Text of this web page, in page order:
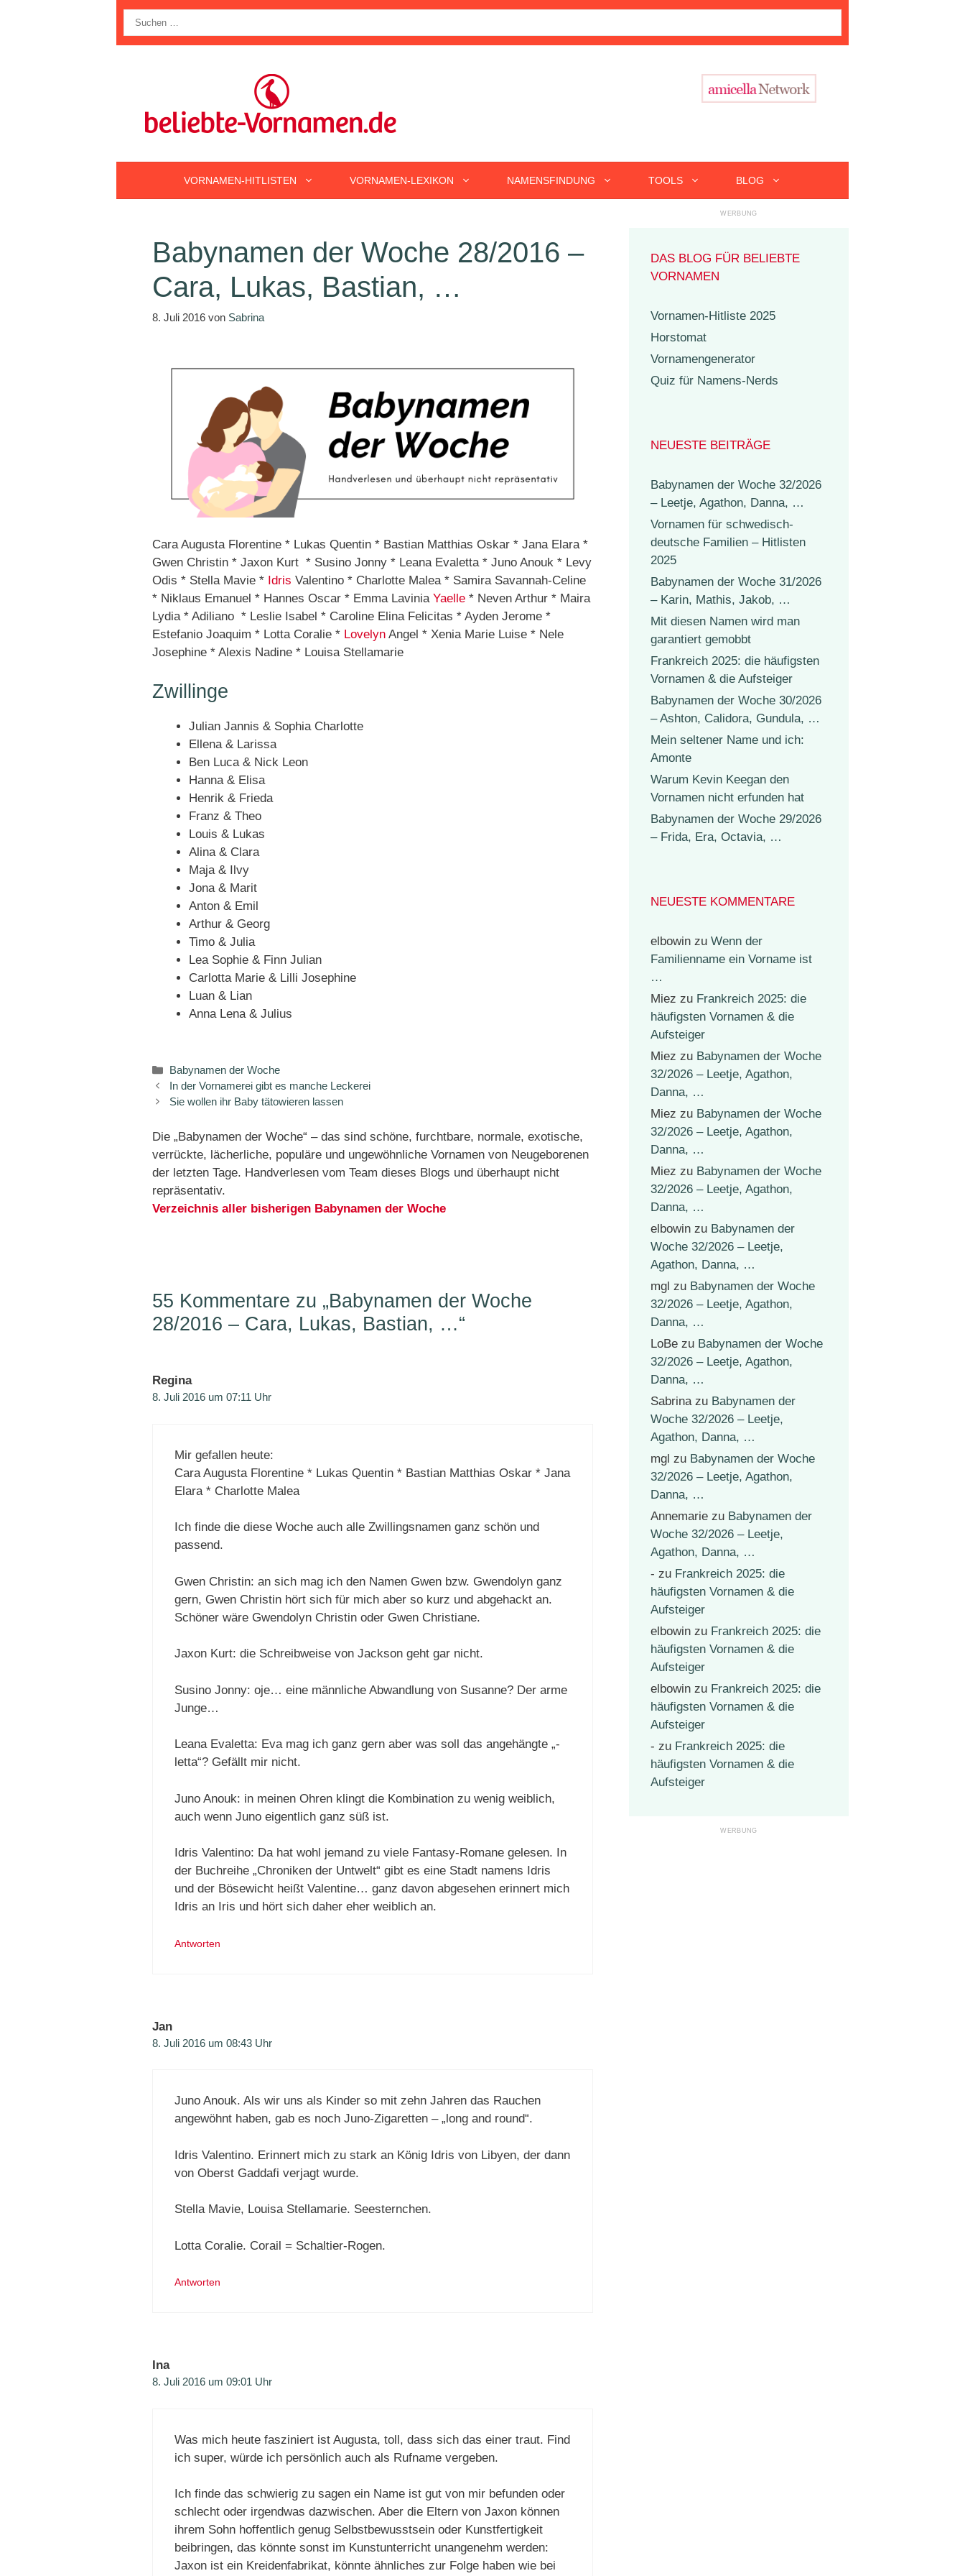
nach:
VORNAMEN-HITLISTEN VORNAMEN-LEXIKON NAMENSFINDUNG TOOLS BLOG
Babynamen der Woche 28/2016 –
Cara, Lukas, Bastian, …
8. Juli 2016 von Sabrina
Cara Augusta Florentine * Lukas Quentin * Bastian Matthias Oskar * Jana Elara *
Gwen Christin * Jaxon Kurt * Susino Jonny * Leana Evaletta * Juno Anouk * Levy
Odis * Stella Mavie * Idris Valentino * Charlotte Malea * Samira Savannah-Celine
* Niklaus Emanuel * Hannes Oscar * Emma Lavinia Yaelle * Neven Arthur * Maira
Lydia * Adiliano * Leslie Isabel * Caroline Elina Felicitas * Ayden Jerome *
Estefanio Joaquim * Lotta Coralie * Lovelyn Angel * Xenia Marie Luise * Nele
Josephine * Alexis Nadine * Louisa Stellamarie
Zwillinge
Julian Jannis & Sophia Charlotte
Ellena & Larissa
Ben Luca & Nick Leon
Hanna & Elisa
Henrik & Frieda
Franz & Theo
Louis & Lukas
Alina & Clara
Maja & Ilvy
Jona & Marit
Anton & Emil
Arthur & Georg
Timo & Julia
Lea Sophie & Finn Julian
Carlotta Marie & Lilli Josephine
Luan & Lian
Anna Lena & Julius
Kategorien
Babynamen der Woche
In der Vornamerei gibt es manche Leckerei
Sie wollen ihr Baby tätowieren lassen
Die „Babynamen der Woche“ – das sind schöne, furchtbare, normale, exotische,
verrückte, lächerliche, populäre und ungewöhnliche Vornamen von Neugeborenen
der letzten Tage. Handverlesen vom Team dieses Blogs und überhaupt nicht
repräsentativ.
Verzeichnis aller bisherigen Babynamen der Woche
55 Kommentare zu „Babynamen der Woche
28/2016 – Cara, Lukas, Bastian, …“
Regina
8. Juli 2016 um 07:11 Uhr
Mir gefallen heute:
Cara Augusta Florentine * Lukas Quentin * Bastian Matthias Oskar * Jana
Elara * Charlotte Malea
Ich finde die diese Woche auch alle Zwillingsnamen ganz schön und
passend.
Gwen Christin: an sich mag ich den Namen Gwen bzw. Gwendolyn ganz
gern, Gwen Christin hört sich für mich aber so kurz und abgehackt an.
Schöner wäre Gwendolyn Christin oder Gwen Christiane.
Jaxon Kurt: die Schreibweise von Jackson geht gar nicht.
Susino Jonny: oje… eine männliche Abwandlung von Susanne? Der arme
Junge…
Leana Evaletta: Eva mag ich ganz gern aber was soll das angehängte „-
letta“? Gefällt mir nicht.
Juno Anouk: in meinen Ohren klingt die Kombination zu wenig weiblich,
auch wenn Juno eigentlich ganz süß ist.
Idris Valentino: Da hat wohl jemand zu viele Fantasy-Romane gelesen. In
der Buchreihe „Chroniken der Untwelt“ gibt es eine Stadt namens Idris
und der Bösewicht heißt Valentine… ganz davon abgesehen erinnert mich
Idris an Iris und hört sich daher eher weiblich an.
Antworten
Jan
8. Juli 2016 um 08:43 Uhr
Juno Anouk. Als wir uns als Kinder so mit zehn Jahren das Rauchen
angewöhnt haben, gab es noch Juno-Zigaretten – „long and round“.
Idris Valentino. Erinnert mich zu stark an König Idris von Libyen, der dann
von Oberst Gaddafi verjagt wurde.
Stella Mavie, Louisa Stellamarie. Seesternchen.
Lotta Coralie. Corail = Schaltier-Rogen.
Antworten
Ina
8. Juli 2016 um 09:01 Uhr
Was mich heute fasziniert ist Augusta, toll, dass sich das einer traut. Find
ich super, würde ich persönlich auch als Rufname vergeben.
Ich finde das schwierig zu sagen ein Name ist gut von mir befunden oder
schlecht oder irgendwas dazwischen. Aber die Eltern von Jaxon können
ihrem Sohn hoffentlich genug Selbstbewusstsein oder Kunstfertigkeit
beibringen, das könnte sonst im Kunstunterricht unangenehm werden:
Jaxon ist ein Kreidenfabrikat, könnte ähnliches zur Folge haben wie bei
DAS BLOG FÜR BELIEBTE
VORNAMEN
Vornamen-Hitliste 2025
Horstomat
Vornamengenerator
Quiz für Namens-Nerds
NEUESTE BEITRÄGE
Babynamen der Woche 32/2026
– Leetje, Agathon, Danna, …
Vornamen für schwedisch-
deutsche Familien – Hitlisten
2025
Babynamen der Woche 31/2026
– Karin, Mathis, Jakob, …
Mit diesen Namen wird man
garantiert gemobbt
Frankreich 2025: die häufigsten
Vornamen & die Aufsteiger
Babynamen der Woche 30/2026
– Ashton, Calidora, Gundula, …
Mein seltener Name und ich:
Amonte
Warum Kevin Keegan den
Vornamen nicht erfunden hat
Babynamen der Woche 29/2026
– Frida, Era, Octavia, …
NEUESTE KOMMENTARE
elbowin zu Wenn der
Familienname ein Vorname ist
…
Miez zu Frankreich 2025: die
häufigsten Vornamen & die
Aufsteiger
Miez zu Babynamen der Woche
32/2026 – Leetje, Agathon,
Danna, …
Miez zu Babynamen der Woche
32/2026 – Leetje, Agathon,
Danna, …
Miez zu Babynamen der Woche
32/2026 – Leetje, Agathon,
Danna, …
elbowin zu Babynamen der
Woche 32/2026 – Leetje,
Agathon, Danna, …
mgl zu Babynamen der Woche
32/2026 – Leetje, Agathon,
Danna, …
LoBe zu Babynamen der Woche
32/2026 – Leetje, Agathon,
Danna, …
Sabrinazu Babynamen der
Woche 32/2026 – Leetje,
Agathon, Danna, …
mgl zu Babynamen der Woche
32/2026 – Leetje, Agathon,
Danna, …
Annemarie zu Babynamen der
Woche 32/2026 – Leetje,
Agathon, Danna, …
- zu Frankreich 2025: die
häufigsten Vornamen & die
Aufsteiger
elbowin zu Frankreich 2025: die
häufigsten Vornamen & die
Aufsteiger
elbowin zu Frankreich 2025: die
häufigsten Vornamen & die
Aufsteiger
- zu Frankreich 2025: die
häufigsten Vornamen & die
Aufsteiger